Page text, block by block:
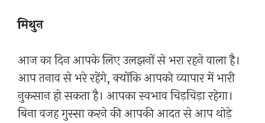
मिथुन
आज का दिन आपके लिए उलझनों से भरा रहने वाला है।
आप तनाव से भरे रहेंगे, क्योंकि आपको व्यापार में भारी
नुकसान हो सकता है। आपका स्वभाव चिड़चिड़ा रहेगा।
बिना वजह गुस्सा करने की आपकी आदत से आप थोड़े